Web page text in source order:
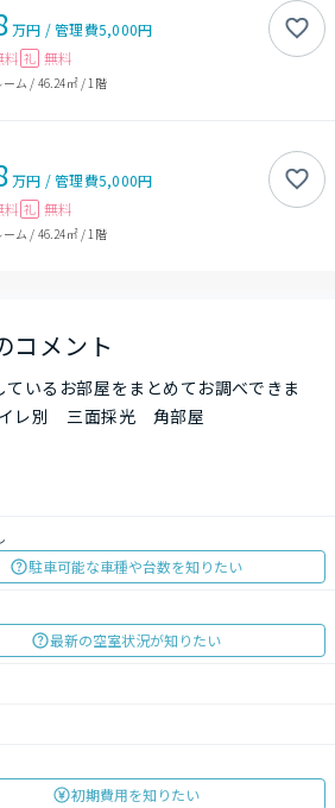
万円 /管理費5,000円
料 礼 無料
ム / 46.24㎡/ 1階
万円 /管理費5,000円
料 礼 無料
ム / 46.24㎡/ 1階
コメント
いるお部屋をまとめてお調べできま
レ別 三面採光 角部屋
駐車可能な車種や台数を知りたい
最新の空室状況が知りたい
初期費用を知りたい